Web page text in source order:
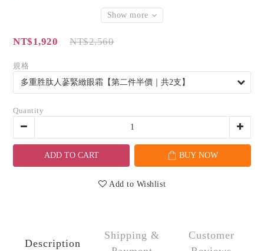
Show more
NT$2,560
NT$1,920
規格
Quantity
ADD TO CART BUY NOW
Add to Wishlist
Description
Shipping &
Customer